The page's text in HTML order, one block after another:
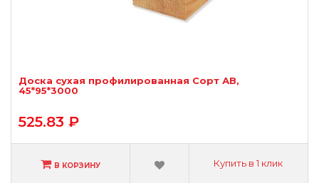
Доска сухая профилированная Сорт АВ,
45*95*3000
525.83 ₽
В КОРЗИНУ Купить в 1 клик